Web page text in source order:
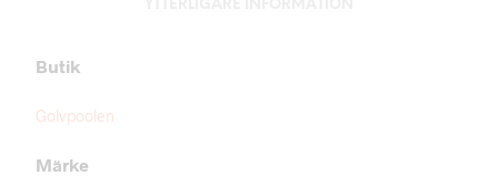
Butik
Golvpoolen
Märke